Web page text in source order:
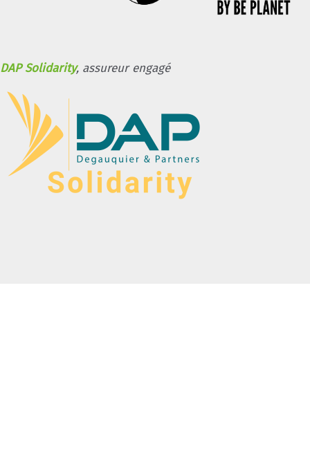
DAP Solidarity, assureur engagé